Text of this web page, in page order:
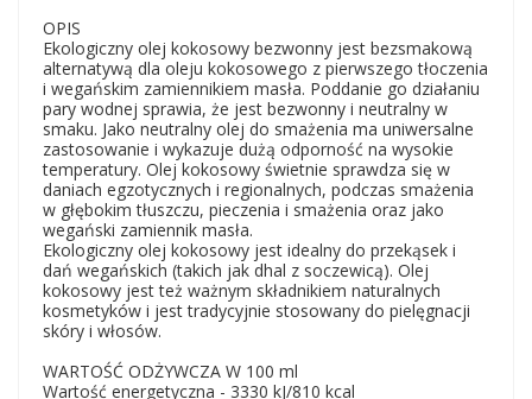
OPIS
Ekologiczny olej kokosowy bezwonny jest bezsmakową
alternatywą dla oleju kokosowego z pierwszego tłoczenia
i wegańskim zamiennikiem masła. Poddanie go działaniu
pary wodnej sprawia, że jest bezwonny i neutralny w
smaku. Jako neutralny olej do smażenia ma uniwersalne
zastosowanie i wykazuje dużą odporność na wysokie
temperatury. Olej kokosowy świetnie sprawdza się w
daniach egzotycznych i regionalnych, podczas smażenia
w głębokim tłuszczu, pieczenia i smażenia oraz jako
wegański zamiennik masła.
Ekologiczny olej kokosowy jest idealny do przekąsek i
dań wegańskich (takich jak dhal z soczewicą). Olej
kokosowy jest też ważnym składnikiem naturalnych
kosmetyków i jest tradycyjnie stosowany do pielęgnacji
skóry i włosów.
WARTOŚĆ ODŻYWCZA W 100 ml
Wartość energetyczna - 3330 kJ/810 kcal